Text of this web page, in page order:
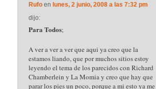
Rufo en lunes, 2 junio, 2008 a las 7:32 pm
dijo:
Para Todos;
A ver a ver a ver que aqui ya creo que la
estamos liando, que por muchos sitios estoy
leyendo el tema de los parecidos con Richard
Chamberlein y La Momia y creo que hay que
parar los pies un poco, porque a mi esto ya me